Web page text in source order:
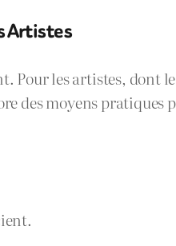
Artistes
les artistes, dont
des moyens